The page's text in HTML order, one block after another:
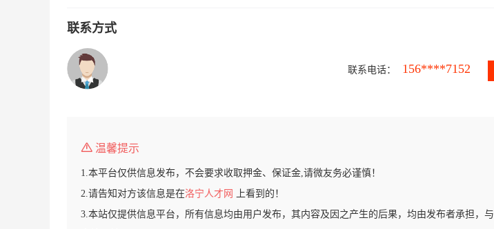
联系方式
联系电话： 156****7152
温馨提示
1.本平台仅供信息发布，不会要求收取押金、保证金,请微友务必谨慎！
2.请告知对方该信息是在洛宁人才网
上看到的！
3.本站仅提供信息平台，所有信息均由用户发布，其内容及因之产生的后果，均由发布者承担，与